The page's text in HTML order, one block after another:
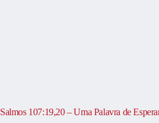
Salmos 107:19,20 – Uma Palavra de